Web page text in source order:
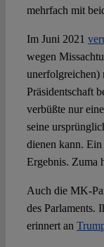
mehrfach mit
Im Juni 2021
wegen
unerfolgreichen)
Präsidentschaft
verbüßte nur
seine
dienen kann.
Ergebnis. Zuma
Auch die MK-
des Parlaments.
erinnert an